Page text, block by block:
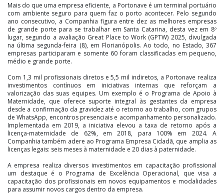
Mais do que uma empresa eficiente, a Portonave é um terminal portuário
com ambiente seguro para quem faz o porto acontecer. Pelo segundo
ano consecutivo, a Companhia figura entre dez as melhores empresas
de grande porte para se trabalhar em Santa Catarina, desta vez em 8º
lugar, segundo a avaliação Great Place to Work (GPTW) 2025, divulgada
na última segunda-feira (8), em Florianópolis. Ao todo, no Estado, 367
empresas participaram e somente 60 foram classificadas em pequeno,
médio e grande porte.
Com 1,3 mil profissionais diretos e 5,5 mil indiretos, a Portonave realiza
investimentos contínuos em iniciativas internas que reforçam a
valorização das suas equipes. Um exemplo é o Programa de Apoio à
Maternidade, que oferece suporte integral às gestantes da empresa
desde a confirmação da gravidez até o retorno ao trabalho, com grupos
de WhatsApp, encontros presenciais e acompanhamento personalizado.
Implementada em 2019, a iniciativa elevou a taxa de retorno após a
licença-maternidade de 62%, em 2018, para 100% em 2024. A
Companhia também adere ao Programa Empresa Cidadã, que amplia as
licenças legais: seis meses à maternidade e 20 dias à paternidade.
A empresa realiza diversos investimentos em capacitação profissional
um destaque é o Programa de Excelência Operacional, que visa a
capacitação dos profissionais em novos equipamentos e modalidades
para assumir novos cargos dentro da empresa.